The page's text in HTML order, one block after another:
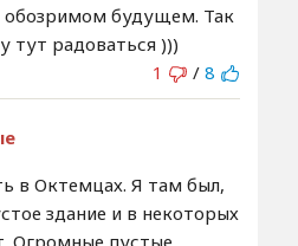
обозримом будущем. Так
тут радоваться )))
1
/ 8
в Октемцах. Я там был,
здание и в некоторых
Огромные пустые